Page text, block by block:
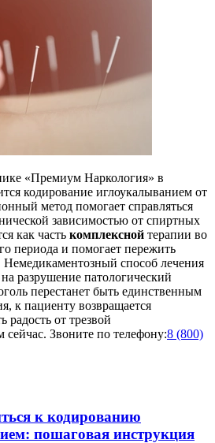
«Премиум Наркология» в
кодирование иглоукалыванием от
метод помогает справляться
зависимостью от спиртных
как часть комплексной терапии во
периода и помогает пережить
способ лечения
разрушение патологический
перестанет быть единственным
к пациенту возвращается
радость от трезвой
Звоните по телефону:8 (800)
к кодированию
пошаговая инструкция